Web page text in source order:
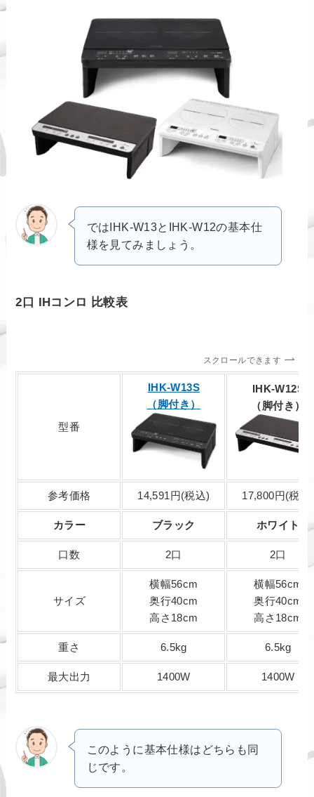
ではIHK-W13とIHK-W12の基本仕
様を見てみましょう。
2口 IH コンロ 比較表
スクロールできます
型番
IHK-W13S
（脚付き）
IHK-W12S
（脚付き）
参考価格 14,591円(税込) 17,800円(税込)
カラー ブラック ホワイト
口数 2口 2口
サイズ
横幅56cm
奥行40cm
高さ18cm
横幅56cm
奥行40cm
高さ18cm
重さ 6.5kg 6.5kg
最大出力 1400W 1400W
このように基本仕様はどちらも同
じです。